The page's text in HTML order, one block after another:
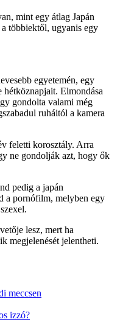
mint egy átlag Japán
többiektől, ugyanis egy
egyetemén, egy
hétköznapjait. Elmondása
gondolta valami még
ruháitól a kamera
feletti korosztály. Arra
ne gondolják azt, hogy ők
pedig a japán
a pornófilm, melyben egy
lesz, mert ha
megjelenését jelentheti.
meccsen
izzó?